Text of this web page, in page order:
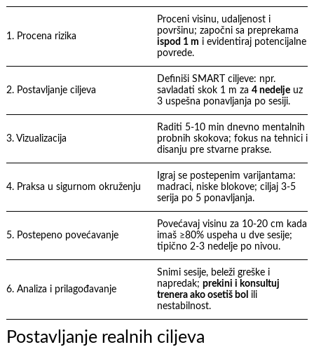
1. Procena rizika
Proceni visinu, udaljenost i
površinu; započni sa preprekama
ispod 1 m i evidentiraj potencijalne
povrede.
2. Postavljanje ciljeva
Definiši SMART ciljeve: npr.
savladati skok 1 m za 4 nedeljeuz
3 uspešna ponavljanja po sesiji.
3. Vizualizacija
Raditi 5-10 min dnevno mentalnih
probnih skokova; fokus na tehnici i
disanju pre stvarne prakse.
4. Praksa u sigurnom okruženju
Igraj se postepenim varijantama:
madraci, niske blokove; ciljaj 3-5
serija po 5 ponavljanja.
5. Postepeno povećavanje
Povećavaj visinu za 10-20 cm kada
imaš ≥80% uspeha u dve sesije;
tipično 2-3 nedelje po nivou.
6. Analiza i prilagođavanje
Snimi sesije, beleži greške i
napredak; prekini i konsultuj
trenera ako osetiš bol ili
nestabilnost.
Postavljanje realnih ciljeva